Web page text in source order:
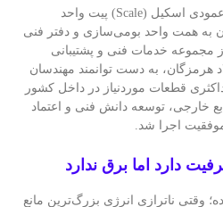
پروژه بومی‌سازی پمپ عمودی اسکیل (Scale) پیت واحد
به همت واحد بومی‌سازی و دفتر فنی
مجموعه خدمات فنی و پشتیبانی
هرمزگان، به دست توانمند مهندسان
قطعات موردنیاز در داخل کشور
خارجی، توسعه دانش فنی و اعتماد
اجرا شد.
دارد اما برق ندارد
وقتی ناترازی انرژی بزرگ‌ترین مانع